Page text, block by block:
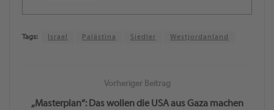
Tags: Israel Palästina Siedler Westjordanland
Vorheriger Beitrag
„Masterplan“: Das wollen die USA aus Gaza machen